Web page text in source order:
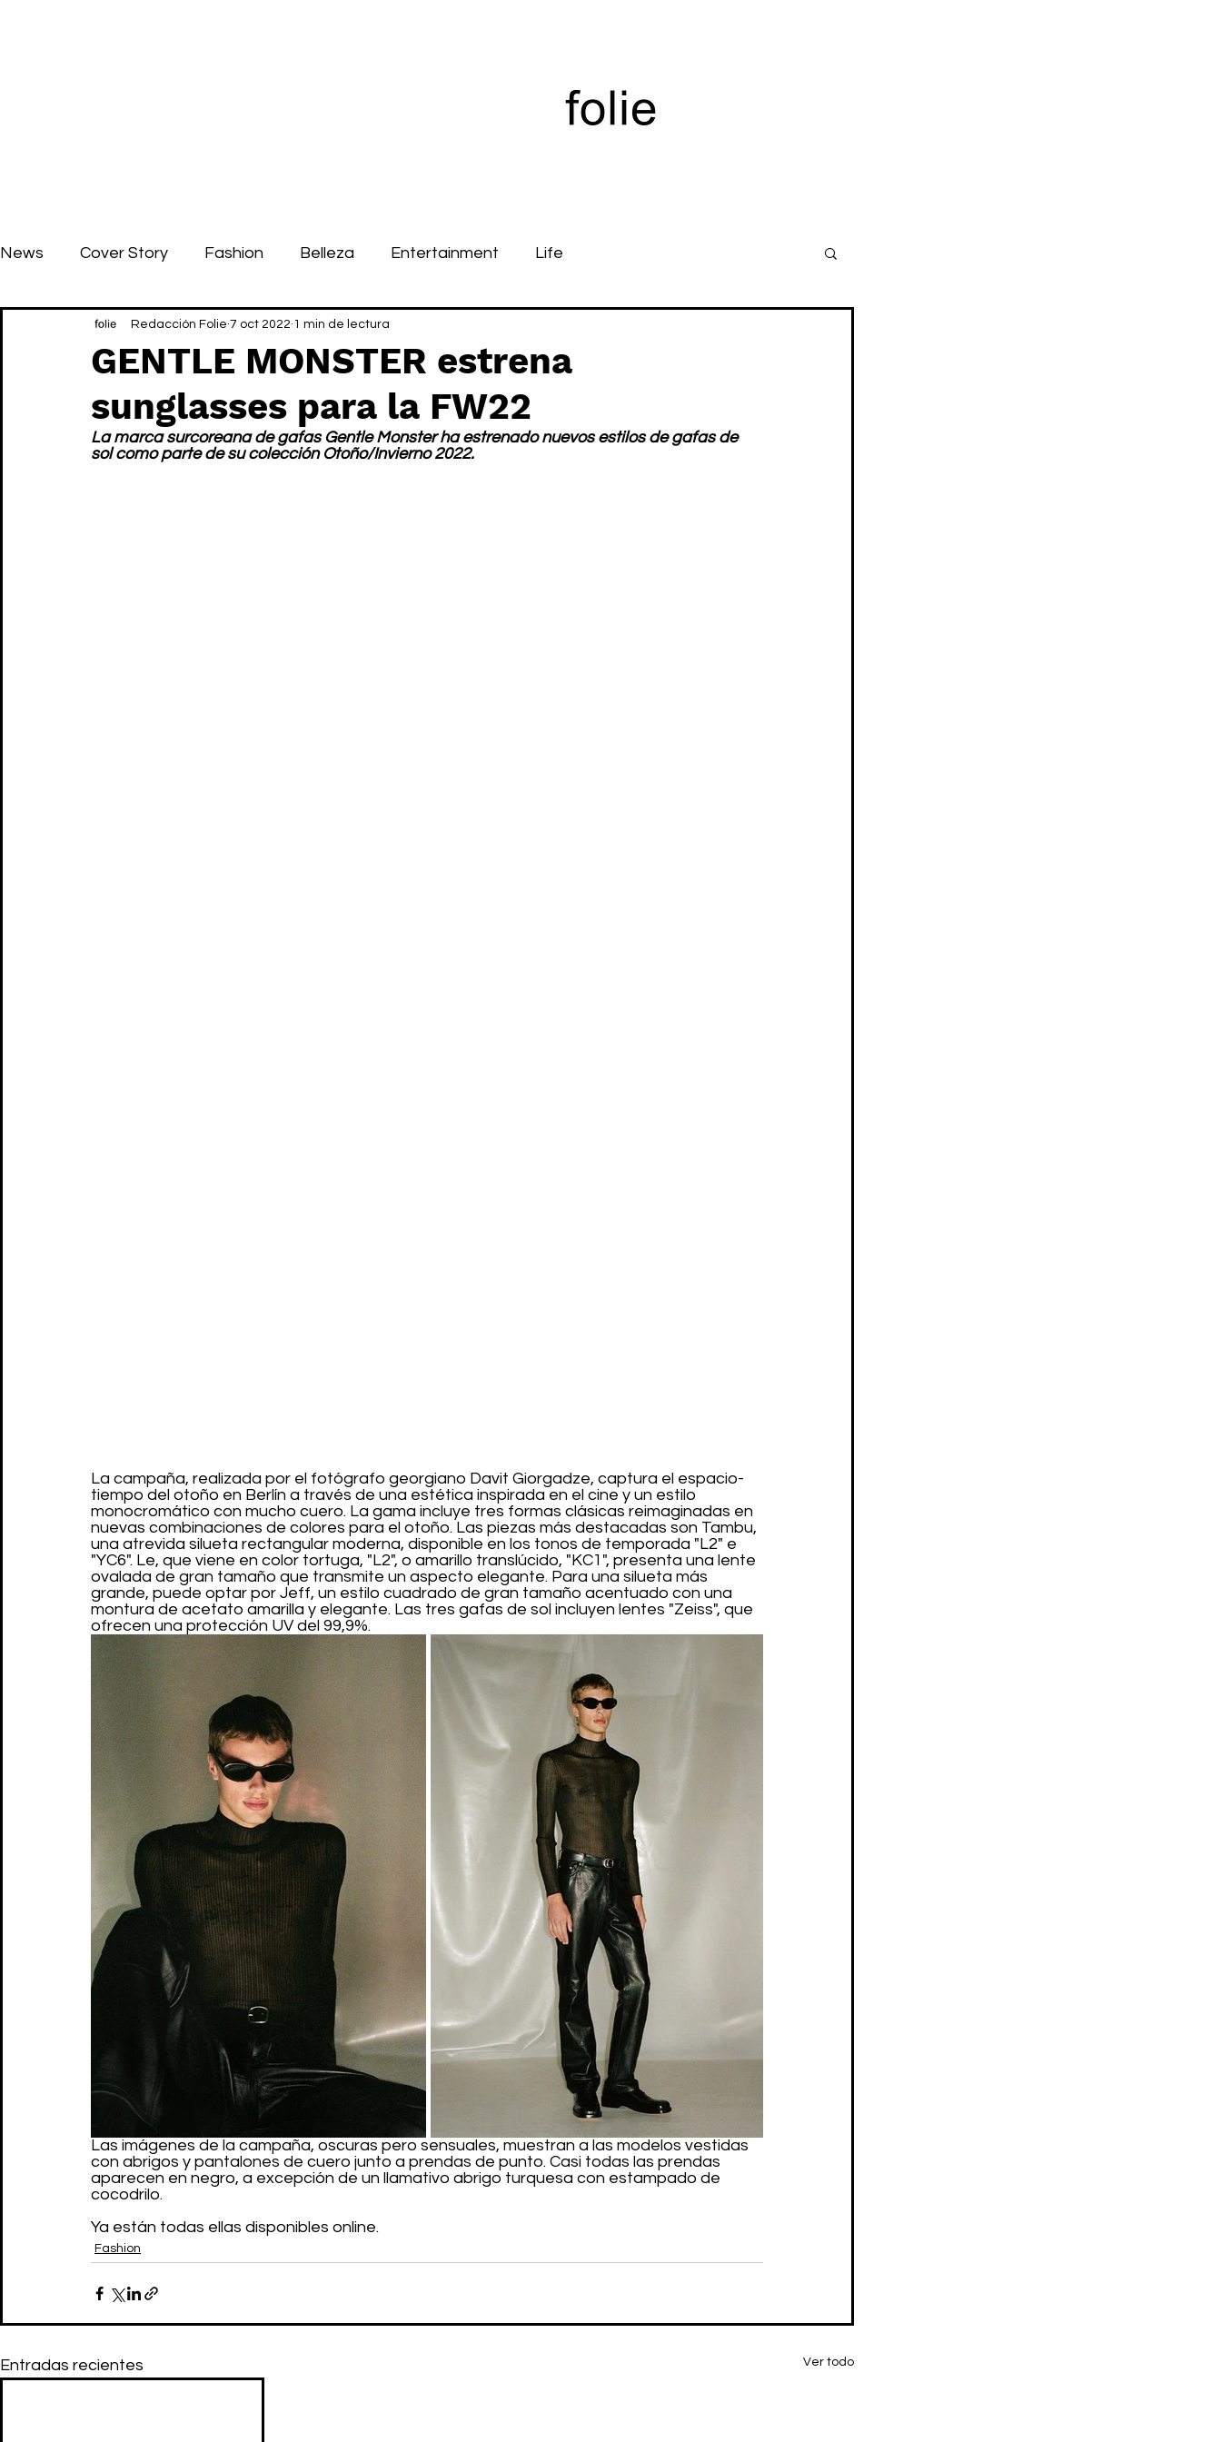
News Cover Story Fashion Belleza Entertainment Life
GENTLE MONSTER estrena
sunglasses para la FW22
Redacción Folie 7 oct 2022 1 min de lectura
La marca surcoreana de gafas Gentle Monster ha estrenado nuevos estilos de gafas de
sol como parte de su colección Otoño/Invierno 2022.
La campaña, realizada por el fotógrafo georgiano Davit Giorgadze, captura el espacio-
tiempo del otoño en Berlín a través de una estética inspirada en el cine y un estilo
monocromático con mucho cuero. La gama incluye tres formas clásicas reimaginadas en
nuevas combinaciones de colores para el otoño. Las piezas más destacadas son Tambu,
una atrevida silueta rectangular moderna, disponible en los tonos de temporada "L2" e
"YC6". Le, que viene en color tortuga, "L2", o amarillo translúcido, "KC1", presenta una lente
ovalada de gran tamaño que transmite un aspecto elegante. Para una silueta más
grande, puede optar por Jeff, un estilo cuadrado de gran tamaño acentuado con una
montura de acetato amarilla y elegante. Las tres gafas de sol incluyen lentes "Zeiss", que
ofrecen una protección UV del 99,9%.
Las imágenes de la campaña, oscuras pero sensuales, muestran a las modelos vestidas
con abrigos y pantalones de cuero junto a prendas de punto. Casi todas las prendas
aparecen en negro, a excepción de un llamativo abrigo turquesa con estampado de
cocodrilo.
Ya están todas ellas disponibles online.
Fashion
Entradas recientes Ver todo